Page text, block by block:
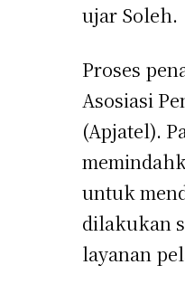
ujar Soleh.
Proses
Asosiasi
(Apjatel).
untuk
dilakukan
layanan